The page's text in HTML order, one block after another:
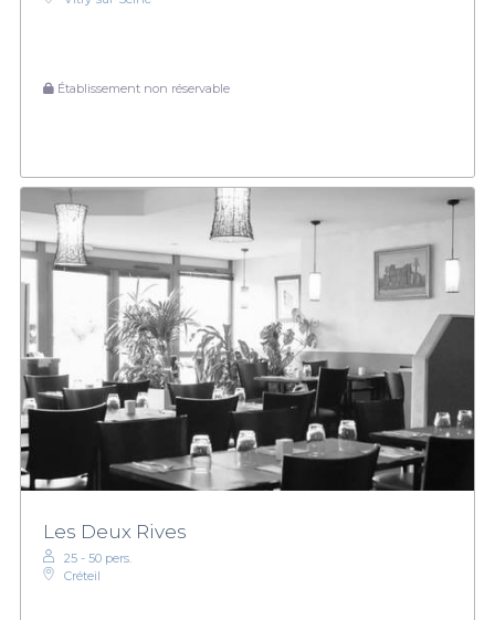
Établissement non réservable
Les Deux Rives
25 - 50 pers.
Créteil